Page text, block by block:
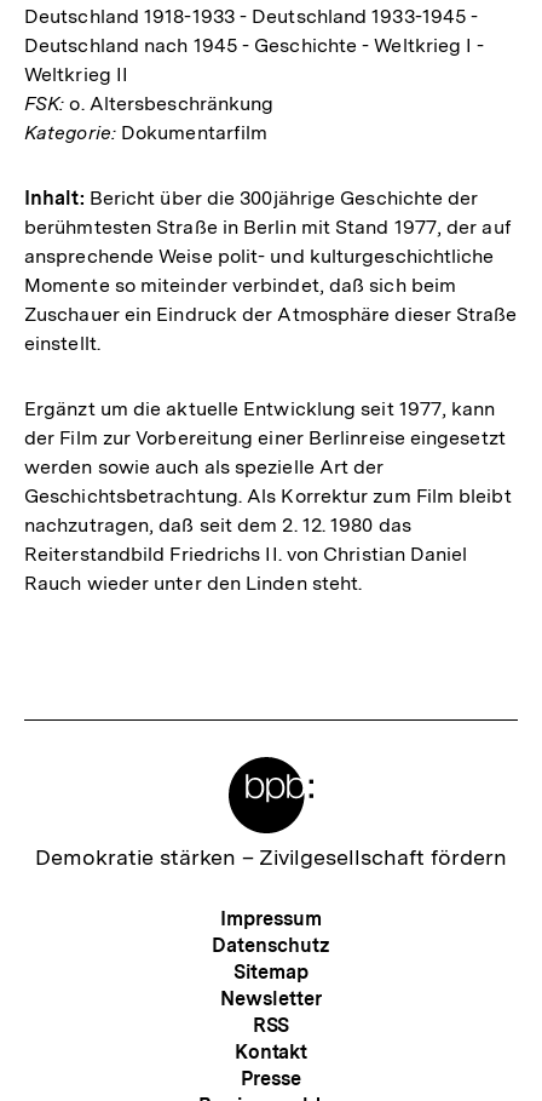
Deutschland 1918-1933 - Deutschland 1933-1945 -
Deutschland nach 1945 - Geschichte - Weltkrieg I -
Weltkrieg II
FSK: o. Altersbeschränkung
Kategorie:Dokumentarfilm
Inhalt: Bericht über die 300jährige Geschichte der
berühmtesten Straße in Berlin mit Stand 1977, der auf
ansprechende Weise polit- und kulturgeschichtliche
Momente so miteinder verbindet, daß sich beim
Zuschauer ein Eindruck der Atmosphäre dieser Straße
einstellt.
Ergänzt um die aktuelle Entwicklung seit 1977, kann
der Film zur Vorbereitung einer Berlinreise eingesetzt
werden sowie auch als spezielle Art der
Geschichtsbetrachtung. Als Korrektur zum Film bleibt
nachzutragen, daß seit dem 2. 12. 1980 das
Reiterstandbild Friedrichs II. von Christian Daniel
Rauch wieder unter den Linden steht.
Zur
Demokratie stärken – Zivilgesellschaft fördern
Meta-
Navigation
Impressum
Datenschutz
Sitemap
Newsletter
RSS
Kontakt
Presse